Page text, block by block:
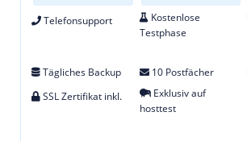
Telefonsupport
Kostenlose
Testphase
Tägliches Backup
10 Postfächer
SSL Zertifikat inkl.
Exklusiv auf
hosttest